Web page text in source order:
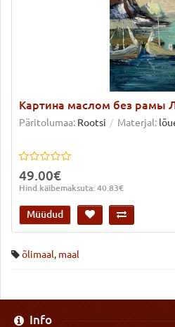
Картина маслом без рамы
Päritolumaa: Rootsi Materjal:
49.00€
Hind käibemaksuta: 40.83€
Müüdud
õlimaal, maal
Info